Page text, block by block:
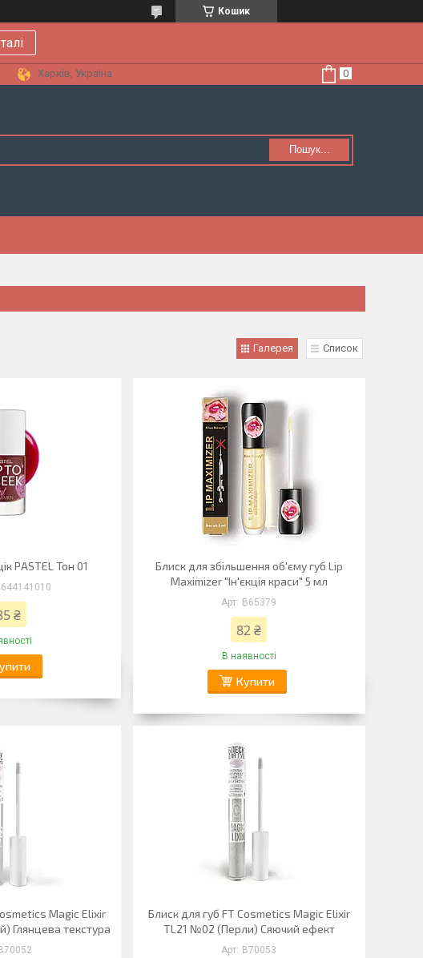
Кошик
Харків, Україна
Пошук...
Галерея Список
PASTEL Тон 01
₴
Блиск для збільшення об'єму губ Lip
Maximizer "Ін'єкція краси" 5 мл
B65379
82 ₴
В наявності
Купити
Magic Elixir
Глянцева текстура
B70052
Блиск для губ FT Cosmetics Magic Elixir
TL21 №02 (Перли) Сяючий ефект
B70053